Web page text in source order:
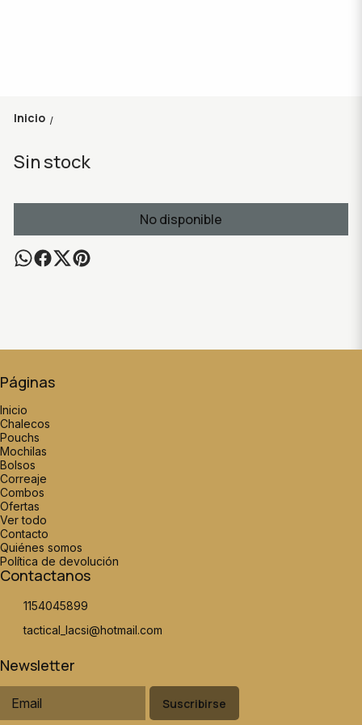
Inicio /
Sin stock
No disponible
Páginas
Inicio
Chalecos
Pouchs
Mochilas
Bolsos
Correaje
Combos
Ofertas
Ver todo
Contacto
Quiénes somos
Política de devolución
Contactanos
1154045899
tactical_lacsi@hotmail.com
Newsletter
Suscribirse